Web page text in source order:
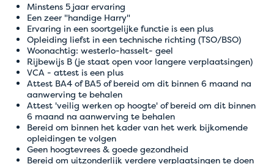
Minstens 5 jaar ervaring
Een zeer "handige Harry"
Ervaring in een soortgelijke functie is een plus
Opleiding liefst in een technische richting (TSO/BSO)
Woonachtig: westerlo-hasselt- geel
Rijbewijs B (je staat open voor langere verplaatsingen)
VCA - attest is een plus
Attest BA4 of BA5 of bereid om dit binnen 6 maand na
aanwerving te behalen
Attest 'veilig werken op hoogte' of bereid om dit binnen
6 maand na aanwerving te behalen
Bereid om binnen het kader van het werk bijkomende
opleidingen te volgen
Geen hoogtevrees & goede gezondheid
Bereid om uitzonderlijk verdere verplaatsingen te doen